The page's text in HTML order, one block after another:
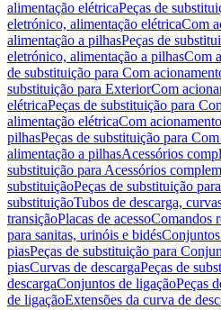
alimentação elétricaPeças de
eletrónico, alimentação elétricaCom
alimentação a pilhasPeças de
eletrónico, alimentação a pilhasCom
de substituição para Com
substituição para ExteriorCom
elétricaPeças de substituição para
alimentação elétricaCom
pilhasPeças de substituição para
alimentação a pilhasAcessórios
substituição para Acessórios
substituiçãoPeças de substituição
substituiçãoTubos de descarga,
transiçãoPlacas de acessoComandos
para sanitas, urinóis e bidés
piasPeças de substituição para
piasCurvas de descargaPeças de
descargaConjuntos de ligaçãoPeças
de ligaçãoExtensões da curva de